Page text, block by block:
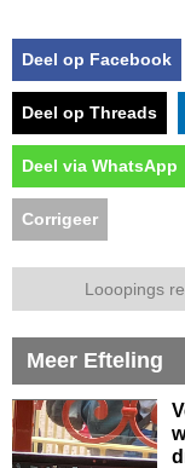
Deel op Facebook
Deel op Threads
Deel via WhatsApp
Corrigeer
Looopings
Meer Efteling